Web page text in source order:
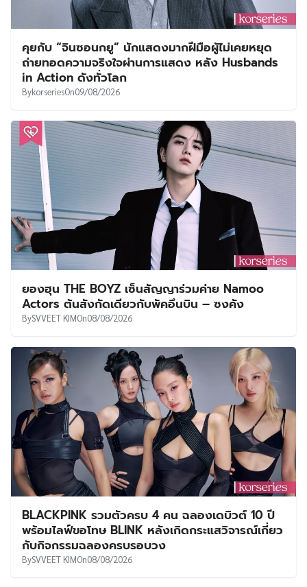
คุยกับ “จินซอนกยู” นักแสดงมากฝีมือผู้ไม่เคยหยุด
ถ่ายทอดความจริงใจผ่านการแสดง หลัง Husbands
in Action ดังทั่วโลก
BykorseriesOn09/08/2026
ยองฮุน THE BOYZ เซ็นสัญญาร่วมค่าย Namoo
Actors ต้นสังกัดเดียวกับพัคอึนบิน – ซงคัง
BySVVEET KIMOn08/08/2026
BLACKPINK รวมตัวครบ 4 คน ฉลองเดบิวต์ 10 ปี
พร้อมไลฟ์ขอโทษ BLINK หลังเกิดกระแสวิจารณ์เกี่ยว
กับกิจกรรมฉลองครบรอบวง
BySVVEET KIMOn08/08/2026